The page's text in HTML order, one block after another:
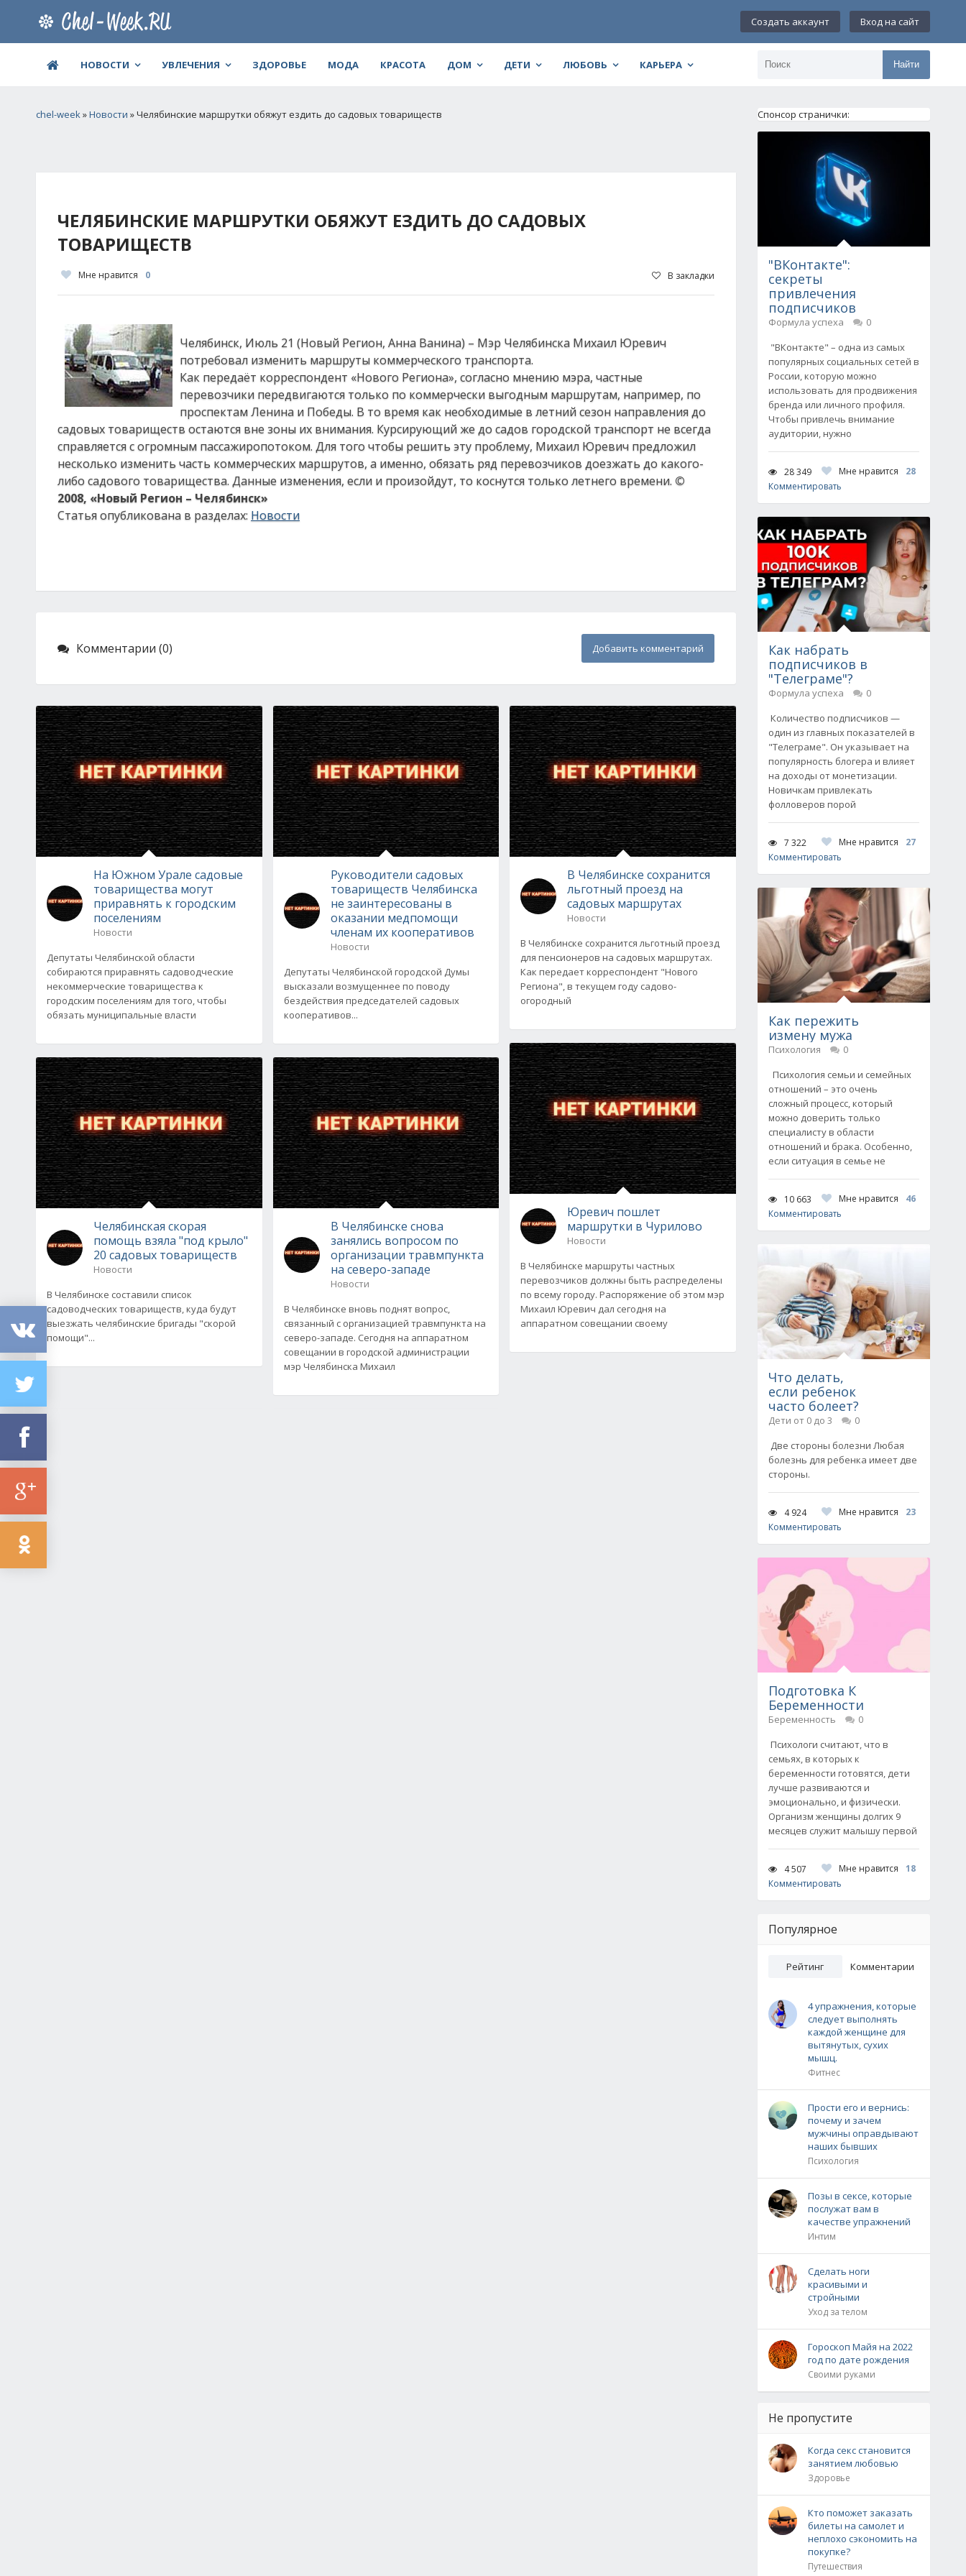
Создать аккаунт Вход на сайт
НОВОСТИ УВЛЕЧЕНИЯ ЗДОРОВЬЕ МОДА КРАСОТА ДОМ ДЕТИ ЛЮБОВЬ КАРЬЕРА Найти
chel-week»Новости » Челябинские маршрутки обяжут ездить до садовых товариществ
ЧЕЛЯБИНСКИЕ МАРШРУТКИ ОБЯЖУТ ЕЗДИТЬ ДО САДОВЫХ
ТОВАРИЩЕСТВ
Мне нравится 0 В закладки
Челябинск, Июль 21 (Новый Регион, Анна Ванина) – Мэр Челябинска Михаил Юревич
потребовал изменить маршруты коммерческого транспорта.
Как передаёт корреспондент «Нового Региона», согласно мнению мэра, частные
перевозчики передвигаются только по коммерчески выгодным маршрутам, например, по
проспектам Ленина и Победы. В то время как необходимые в летний сезон направления до
садовых товариществ остаются вне зоны их внимания. Курсирующий же до садов городской транспорт не всегда
справляется с огромным пассажиропотоком. Для того чтобы решить эту проблему, Михаил Юревич предложил
несколько изменить часть коммерческих маршрутов, а именно, обязать ряд перевозчиков доезжать до какого-
либо садового товарищества. Данные изменения, если и произойдут, то коснутся только летнего времени. ©
2008, «Новый Регион – Челябинск»
Статья опубликована в разделах: Новости
Комментарии (0) Добавить комментарий
На Южном Урале садовые
товарищества могут
приравнять к городским
поселениям
Новости
Депутаты Челябинской области
собираются приравнять садоводческие
некоммерческие товарищества к
городским поселениям для того, чтобы
обязать муниципальные власти
Челябинская скорая
помощь взяла "под крыло"
20 садовых товариществ
Новости
В Челябинске составили список
садоводческих товариществ, куда будут
выезжать челябинские бригады "скорой
помощи"...
Руководители садовых
товариществ Челябинска
не заинтересованы в
оказании медпомощи
членам их кооперативов
Новости
Депутаты Челябинской городской Думы
высказали возмущеннее по поводу
бездействия председателей садовых
кооперативов...
В Челябинске снова
занялись вопросом по
организации травмпункта
на северо-западе
Новости
В Челябинске вновь поднят вопрос,
связанный с организацией травмпункта на
северо-западе. Сегодня на аппаратном
совещании в городской администрации
мэр Челябинска Михаил
В Челябинске сохранится
льготный проезд на
садовых маршрутах
Новости
В Челябинске сохранится льготный проезд
для пенсионеров на садовых маршрутах.
Как передает корреспондент "Нового
Региона", в текущем году садово-
огородный
Юревич пошлет
маршрутки в Чурилово
Новости
В Челябинске маршруты частных
перевозчиков должны быть распределены
по всему городу. Распоряжение об этом мэр
Михаил Юревич дал сегодня на
аппаратном совещании своему
Спонсор странички:
"ВКонтакте":
секреты
привлечения
подписчиков
Формула успеха
0
"ВКонтакте" – одна из самых
популярных социальных сетей в
России, которую можно
использовать для продвижения
бренда или личного профиля.
Чтобы привлечь внимание
аудитории, нужно
28 349 Мне нравится
28
Комментировать
Как набрать
подписчиков в
"Телеграме"?
Формула успеха
0
Количество подписчиков —
один из главных показателей в
"Телеграме". Он указывает на
популярность блогера и влияет
на доходы от монетизации.
Новичкам привлекать
фолловеров порой
7 322 Мне нравится
27
Комментировать
Как пережить
измену мужа
Психология
0
Психология семьи и семейных
отношений – это очень
сложный процесс, который
можно доверить только
специалисту в области
отношений и брака. Особенно,
если ситуация в семье не
10 663 Мне нравится
46
Комментировать
Что делать,
если ребенок
часто болеет?
Дети от 0 до 3
0
Две стороны болезни Любая
болезнь для ребенка имеет две
стороны.
4 924 Мне нравится
23
Комментировать
Подготовка К
Беременности
Беременность
0
Психологи считают, что в
семьях, в которых к
беременности готовятся, дети
лучше развиваются и
эмоционально, и физически.
Организм женщины долгих 9
месяцев служит малышу первой
4 507 Мне нравится
18
Комментировать
Популярное
Рейтинг Комментарии
4 упражнения, которые
следует выполнять
каждой женщине для
вытянутых, сухих
мышц.
Фитнес
Прости его и вернись:
почему и зачем
мужчины оправдывают
наших бывших
Психология
Позы в сексе, которые
послужат вам в
качестве упражнений
Интим
Сделать ноги
красивыми и
стройными
Уход за телом
Гороскоп Майя на 2022
год по дате рождения
Своими руками
Не пропустите
Когда секс становится
занятием любовью
Здоровье
Кто поможет заказать
билеты на самолет и
неплохо сэкономить на
покупке?
Путешествия